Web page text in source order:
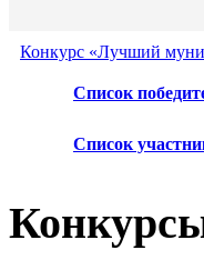
Конкурс «Лучший
Список
Список